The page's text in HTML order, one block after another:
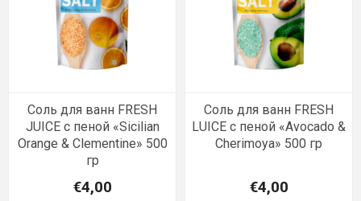
Соль для ванн FRESH
JUICE с пеной «Sicilian
Orange & Clementine» 500
гр
€4,00
Соль для ванн FRESH
LUICE с пеной «Avocado &
Cherimoya» 500 гр
€4,00